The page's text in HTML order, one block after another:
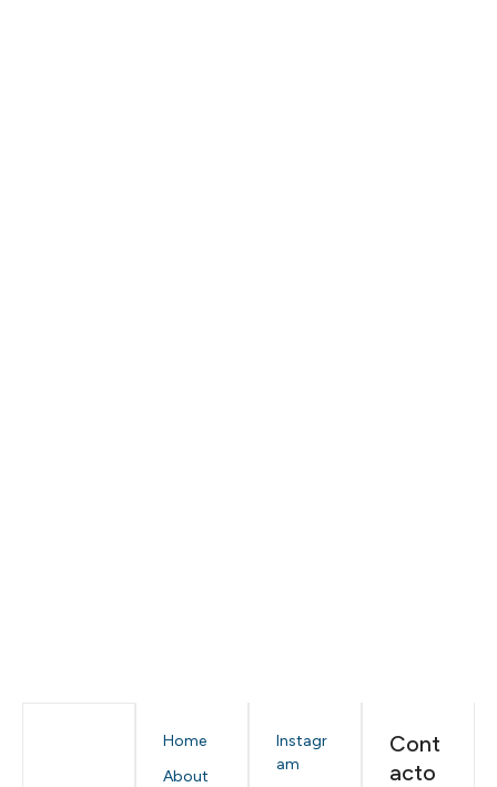
Home
About
Instagr
am
Cont
acto